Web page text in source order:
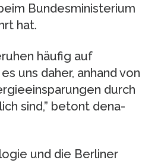
Bundesministerium
hat.
häufig auf
uns daher, anhand von
durch
sind,” betont dena-
und die Berliner